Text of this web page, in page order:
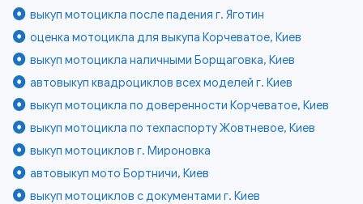
выкуп мотоцикла после падения г. Яготин
оценка мотоцикла для выкупа Корчеватое, Киев
выкуп мотоцикла наличными Борщаговка, Киев
автовыкуп квадроциклов всех моделей г. Киев
выкуп мотоцикла по доверенности Корчеватое, Киев
выкуп мотоцикла по техпаспорту Жовтневое, Киев
выкуп мотоциклов г. Мироновка
автовыкуп мото Бортничи, Киев
выкуп мотоциклов с документами г. Киев